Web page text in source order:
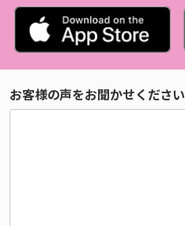
お客様の声をお聞かせください